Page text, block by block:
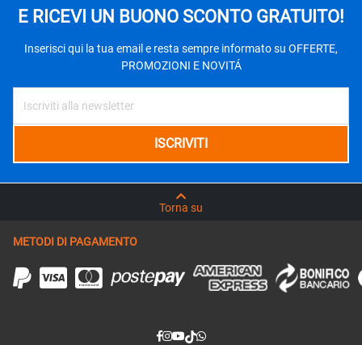
E RICEVI UN BUONO SCONTO GRATUITO!
Inserisci qui la tua email e resta sempre informato su OFFERTE,
PROMOZIONI E NOVITÁ
Torna su
METODI DI PAGAMENTO